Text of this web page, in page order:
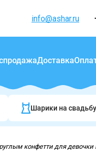
info@ashar.ru
Доставка
Шарики на свадьбу
конфетти для